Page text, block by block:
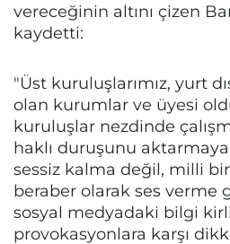
vereceğinin altını çizen
kaydetti:
"Üst kuruluşlarımız, yurt
olan kurumlar ve üyesi
kuruluşlar nezdinde
haklı duruşunu aktarmaya
sessiz kalma değil, milli
beraber olarak ses verme
sosyal medyadaki bilgi
provokasyonlara karşı